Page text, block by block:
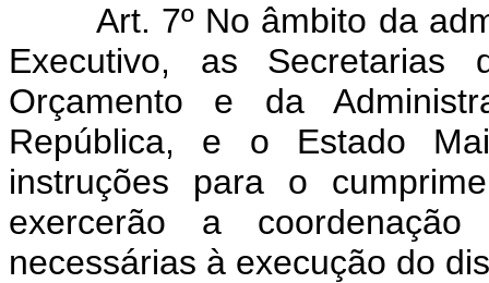
Art. 7º No âmbito da
Executivo, as Secretarias
Orçamento e da
República, e o Estado
instruções para o
exercerão a
necessárias à execução do